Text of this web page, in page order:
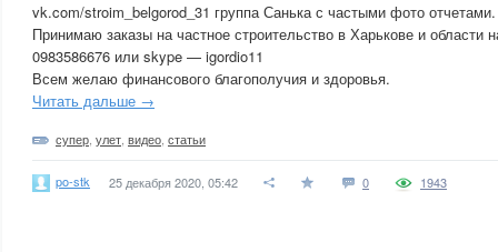
vk.com/stroim_belgorod_31 группа Санька с частыми фото отчетами.
Принимаю заказы на частное строительство в Харькове и области
0983586676 или skype — igordio11
Всем желаю финансового благополучия и здоровья.
Читать дальше →
супер улет видео статьи
po-stk 25 декабря 2020, 05:42 0 1943